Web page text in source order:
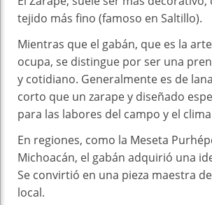
tejido más fino (famoso en Saltillo).
Mientras que el gabán, que es la
ocupa, se distingue por ser una
y cotidiano. Generalmente es de
corto que un zarape y diseñado
para las labores del campo y el
En regiones, como la Meseta
Michoacán, el gabán adquirió una
Se convirtió en una pieza maestra
local.